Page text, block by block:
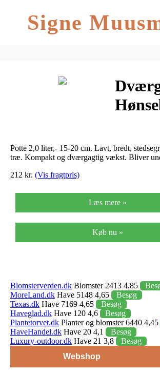
Signe
Nana
Potte 2,0 liter,- 15-20 cm. Lavt, bredt,
træ. Kompakt og dværgagtig vækst. Bliver
212 kr. (Vis fragtpris)
Læs mere »
Køb nu »
Blomsterverden.dk Blomster 2413 4,85
MoreLand.dk Have 5148 4,65
Besøg
Texas.dk Have 7169 4,65
Besøg
Haveglad.dk Have 120 4,6
Besøg
Plantetorvet.dk Planter og blomster 6440 4,45
HaveHandel.dk Have 20 4,1
Besøg
Luxury-outdoor.dk Have 21 3,8
Besøg
Webshop